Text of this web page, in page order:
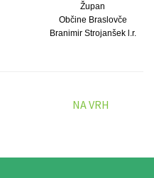
Župan
Občine Braslovče
Branimir Strojanšek l.r.
NA VRH